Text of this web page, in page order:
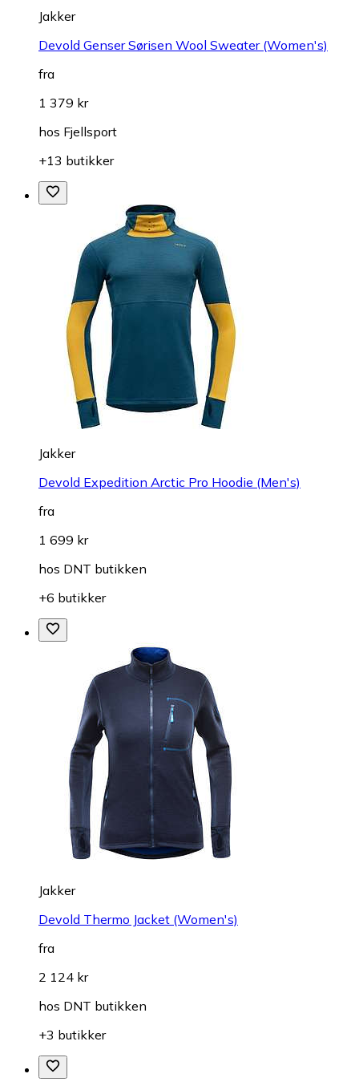
Jakker
Devold Genser Sørisen Wool Sweater (Women's)
fra
1 379 kr
hos Fjellsport
+13 butikker
Jakker
Devold Expedition Arctic Pro Hoodie (Men's)
fra
1 699 kr
hos DNT butikken
+6 butikker
Jakker
Devold Thermo Jacket (Women's)
fra
2 124 kr
hos DNT butikken
+3 butikker